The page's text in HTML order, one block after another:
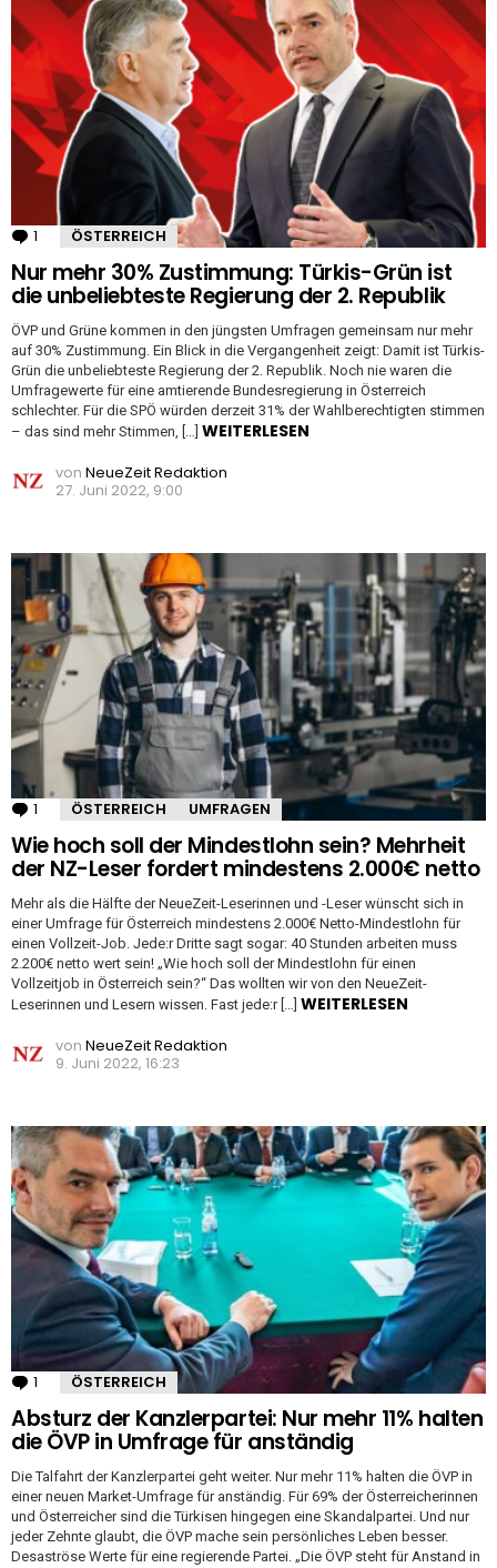
1 Kommentar
ÖSTERREICH
Nur mehr 30% Zustimmung: Türkis-Grün ist
die unbeliebteste Regierung der 2. Republik
ÖVP und Grüne kommen in den jüngsten Umfragen gemeinsam nur mehr
auf 30% Zustimmung. Ein Blick in die Vergangenheit zeigt: Damit ist Türkis-
Grün die unbeliebteste Regierung der 2. Republik. Noch nie waren die
Umfragewerte für eine amtierende Bundesregierung in Österreich
schlechter. Für die SPÖ würden derzeit 31% der Wahlberechtigten stimmen
– das sind mehr Stimmen, […] WEITERLESEN
von NeueZeit Redaktion
27. Juni 2022, 9:00
1 Kommentar
ÖSTERREICH UMFRAGEN
Wie hoch soll der Mindestlohn sein? Mehrheit
der NZ-Leser fordert mindestens 2.000€ netto
Mehr als die Hälfte der NeueZeit-Leserinnen und -Leser wünscht sich in
einer Umfrage für Österreich mindestens 2.000€ Netto-Mindestlohn für
einen Vollzeit-Job. Jede:r Dritte sagt sogar: 40 Stunden arbeiten muss
2.200€ netto wert sein! „Wie hoch soll der Mindestlohn für einen
Vollzeitjob in Österreich sein?“ Das wollten wir von den NeueZeit-
Leserinnen und Lesern wissen. Fast jede:r […] WEITERLESEN
von NeueZeit Redaktion
9. Juni 2022, 16:23
1 Kommentar
ÖSTERREICH
Absturz der Kanzlerpartei: Nur mehr 11% halten
die ÖVP in Umfrage für anständig
Die Talfahrt der Kanzlerpartei geht weiter. Nur mehr 11% halten die ÖVP in
einer neuen Market-Umfrage für anständig. Für 69% der Österreicherinnen
und Österreicher sind die Türkisen hingegen eine Skandalpartei. Und nur
jeder Zehnte glaubt, die ÖVP mache sein persönliches Leben besser.
Desaströse Werte für eine regierende Partei. „Die ÖVP steht für Anstand in